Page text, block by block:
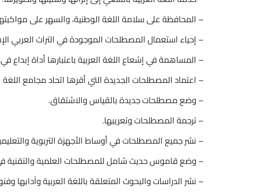
– المحافظة على سلامة اللغة الوطنية، والسهر على
– إحياء استعمال المصطلحات الموجودة في التراث العربي
– المساهمة في إشعاع اللغة العربية باعتبارها أداة إبداع
– اعتماد المصطلحات الجديدة التي أقرها اتحاد مجامع
– وضع مصطلحات جديدة بالقياس والاشتقاق.
– ترجمة المصطلحات وتعريبها.
– نشر جميع المصطلحات في أوساط الأجهزة التربوية
– وضع قاموس حديث شامل للمصطلحات العلمية والتقنية
– نشر الدراسات والبحوث المتعلقة باللغة العربية وآدابها